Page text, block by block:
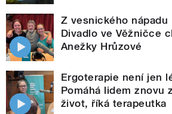
Z vesnického nápadu
Divadlo ve Věžničce
Anežky Hrůzové
Ergoterapie není jen
Pomáhá lidem znovu
život, říká terapeutka